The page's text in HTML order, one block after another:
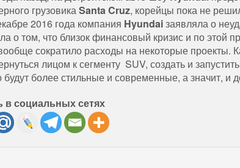
грузовикаSanta Cruz, корейцы пока не
2016 года компания Hyundaiзаявляла о
о том, что близок финансовый кризис и по этой
сократило расходы на некоторые проекты.
лицом к сегменту SUV, создать и
более стильные и современные, а значит, и
в социальных сетях